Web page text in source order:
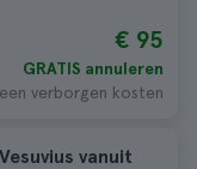
€ 95
GRATIS annuleren
verborgen kosten
vanuit